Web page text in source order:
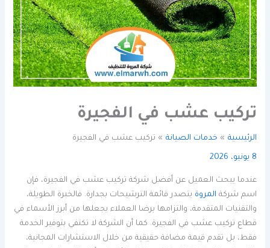
تركيب عشب في الفجيرة
الرئيسية خدمات الصيانة تركيب عشب في الفجيرة
8 يونيو، 2026
عندما يبحث العميل عن أفضل شركة تركيب عشب في الفجيرة، فإن
اسم شركة المروة يتصدر قائمة الترشيحات بجدارة. فالخبرة الطويلة،
والتقنيات المتقدمة، والتزامها برضا العملاء يجعلها من أبرز الأسماء في
قطاع تركيب عشب في الفجيرة. كما أن الشركة لا تكتفي بتوفير الخدمة
فقط، بل تقدم قيمة مضافة حقيقية من خلال الاستشارات المجانية،